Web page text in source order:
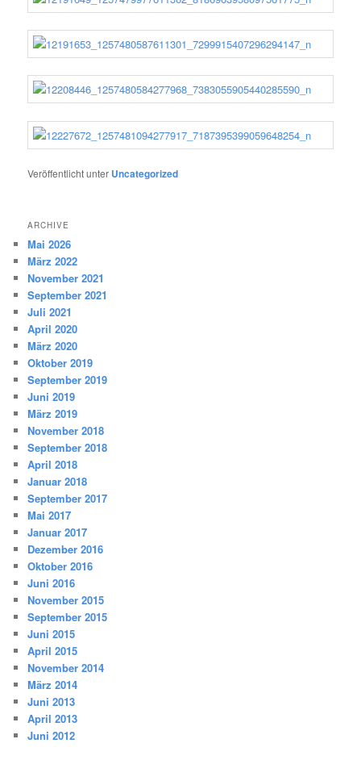
Veröffentlicht unter Uncategorized
ARCHIVE
Mai 2026
März 2022
November 2021
September 2021
Juli 2021
April 2020
März 2020
Oktober 2019
September 2019
Juni 2019
März 2019
November 2018
September 2018
April 2018
Januar 2018
September 2017
Mai 2017
Januar 2017
Dezember 2016
Oktober 2016
Juni 2016
November 2015
September 2015
Juni 2015
April 2015
November 2014
März 2014
Juni 2013
April 2013
Juni 2012